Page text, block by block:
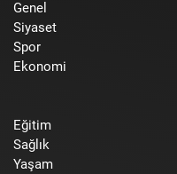
Genel
Siyaset
Spor
Ekonomi
Eğitim
Sağlık
Yaşam